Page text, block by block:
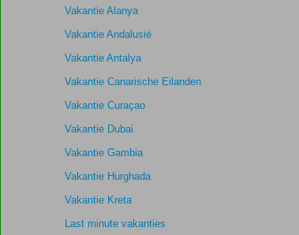
maanden
worden
meer
weergegeven
de
relevantie
de
getoonde
te
garanderen.
Vakantie Alanya
Vakantie Andalusië
Vakantie Antalya
Vakantie Canarische Eilanden
Vakantie Curaçao
Vakantie Dubai
Vakantie Gambia
Vakantie Hurghada
Vakantie Kreta
Last minute vakanties